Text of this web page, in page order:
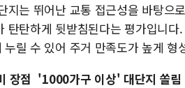
지는 뛰어난 교통 접근성을 바탕으
탄탄하게 뒷받침된다는 평가입니
누릴 수 있어 주거 만족도가 높게 형
장점 '1000가구 이상' 대단지 쏠림